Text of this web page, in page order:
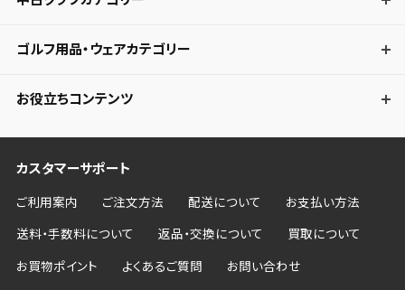
ゴルフ用品・ウェアカテゴリー
お役立ちコンテンツ
カスタマーサポート
ご利用案内 ご注文方法 配送について お支払い方法
送料・手数料について 返品・交換について 買取について
お買物ポイント よくあるご質問 お問い合わせ